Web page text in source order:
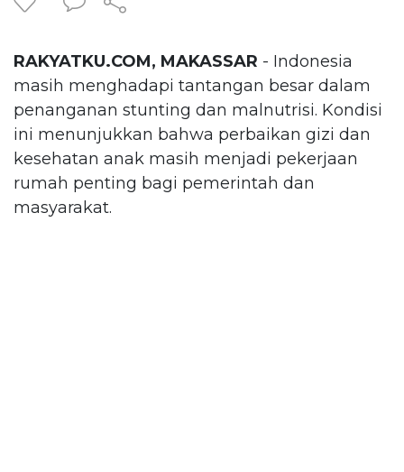
RAKYATKU.COM, MAKASSAR - Indonesia
masih menghadapi tantangan besar dalam
penanganan stunting dan malnutrisi. Kondisi
ini menunjukkan bahwa perbaikan gizi dan
kesehatan anak masih menjadi pekerjaan
rumah penting bagi pemerintah dan
masyarakat.